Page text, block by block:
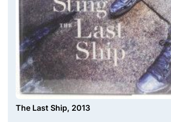
The Last Ship, 2013